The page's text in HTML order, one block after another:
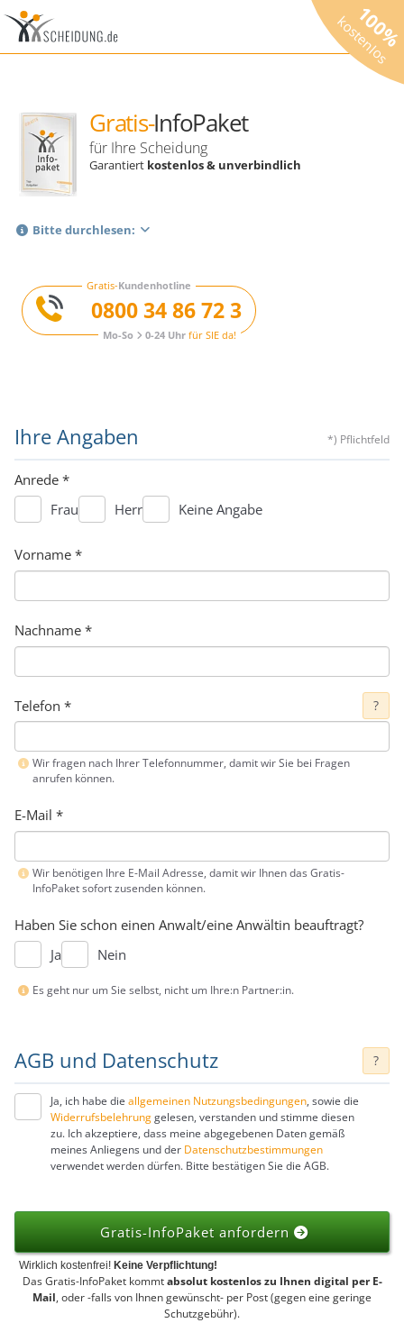
kostenlos
Gratis-InfoPaket
für Ihre Scheidung
Garantiert kostenlos & unverbindlich
Bitte durchlesen:
Gratis-Kundenhotline
0800 34 86 72 3
Mo-So 0-24 Uhrfür SIE da!
Ihre Angaben *) Pflichtfeld
Anrede *
Frau
Herr Keine Angabe
Vorname *
Nachname *
Telefon * ?
Wir fragen nach Ihrer Telefonnummer, damit wir Sie bei Fragen
anrufen können.
E-Mail *
Wir benötigen Ihre E-Mail Adresse, damit wir Ihnen das Gratis-
InfoPaket sofort zusenden können.
Haben Sie schon einen Anwalt/eine Anwältin beauftragt?
Ja
Nein
Es geht nur um Sie selbst, nicht um Ihre:n Partner:in.
AGB und Datenschutz ?
Ja, ich habe die allgemeinen Nutzungsbedingungen, sowie die
Widerrufsbelehrunggelesen, verstanden und stimme diesen
zu. Ich akzeptiere, dass meine abgegebenen Daten gemäß
meines Anliegens und der Datenschutzbestimmungen
verwendet werden dürfen. Bitte bestätigen Sie die AGB.
Gratis-InfoPaket anfordern
Wirklich kostenfrei! Keine Verpflichtung!
Das Gratis-InfoPaket kommtabsolut kostenlos zu Ihnen digital per E-
Mail, oder -falls von Ihnen gewünscht- per Post (gegen eine geringe
Schutzgebühr).